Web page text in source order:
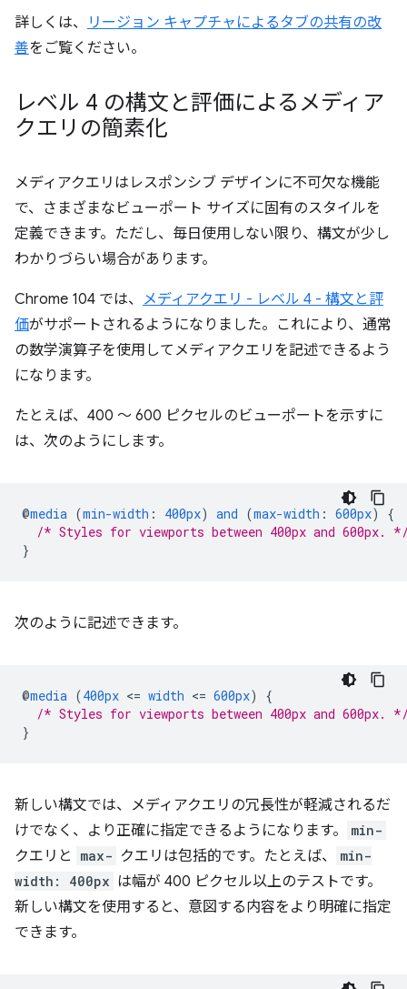
詳しくは、
リージョン キャプチャによるタブの共有の改
善をご覧ください。
レベル 4 の構文と評価によるメディア
クエリの簡素化
メディアクエリはレスポンシブ デザインに不可欠な機能
で、さまざまなビューポート サイズに固有のスタイルを
定義できます。ただし、毎日使用しない限り、構文が少し
わかりづらい場合があります。
Chrome 104 では、 メディアクエリ - レベル 4 - 構文と評
価がサポートされるようになりました。これにより、通常
の数学演算子を使用してメディアクエリを記述できるよう
になります。
たとえば、400 ～ 600 ピクセルのビューポートを示すに
は、次のようにします。
@media (min-width : 400px) and (max-width : 600px)
{
/* Styles for viewports between 400px and 600px.
}
次のように記述できます。
@media (400px <= width <= 600px)
{
/* Styles for viewports between 400px and 600px.
}
新しい構文では、メディアクエリの冗長性が軽減されるだ
けでなく、より正確に指定できるようになります。
min-
クエリと max- クエリは包括的です。たとえば、
min-
width: 400px は幅が 400 ピクセル以上のテストです。
新しい構文を使用すると、意図する内容をより明確に指定
できます。